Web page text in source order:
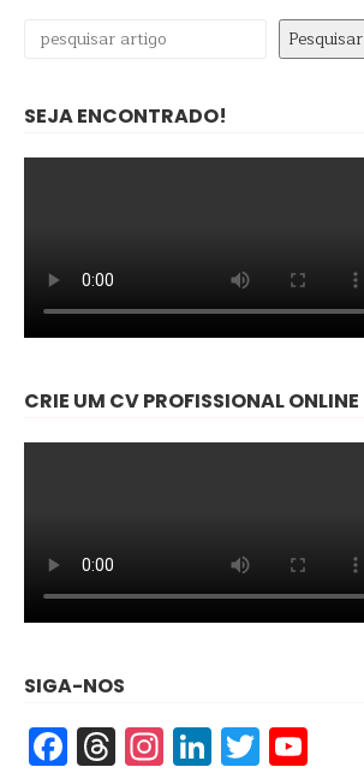
Pesquisar Pesquisar
SEJA ENCONTRADO!
CRIE UM CV PROFISSIONAL ONLINE
SIGA-NOS
Facebook
Threads
Instagram
LinkedIn
Twitter